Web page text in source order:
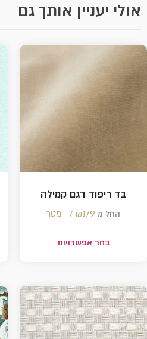
יעניין אותך גם
בד ריפוד דגם קמילה
החל מ ₪ 179 /‏‏‎ ‎- מטר
בחר אפשרויות